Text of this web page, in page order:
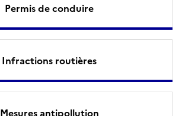
Permis de conduire
Infractions routières
Mesures antipollution